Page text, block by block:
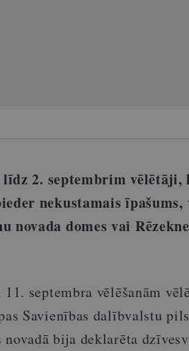
2. septembrim vēlētāji,
nekustamais
novada domes vai
11. septembra vēlēšanām
Savienības dalībvalstu
novadā bija deklarēta